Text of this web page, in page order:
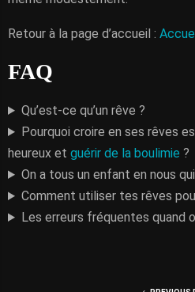
Retour à la page d’accueil :
FAQ
Qu’est-ce qu’un rêve ?
Pourquoi croire en ses rêves
heureux et guérir de la boulimie ?
On a tous un enfant en nous
Comment utiliser tes rêves
Les erreurs fréquentes quand